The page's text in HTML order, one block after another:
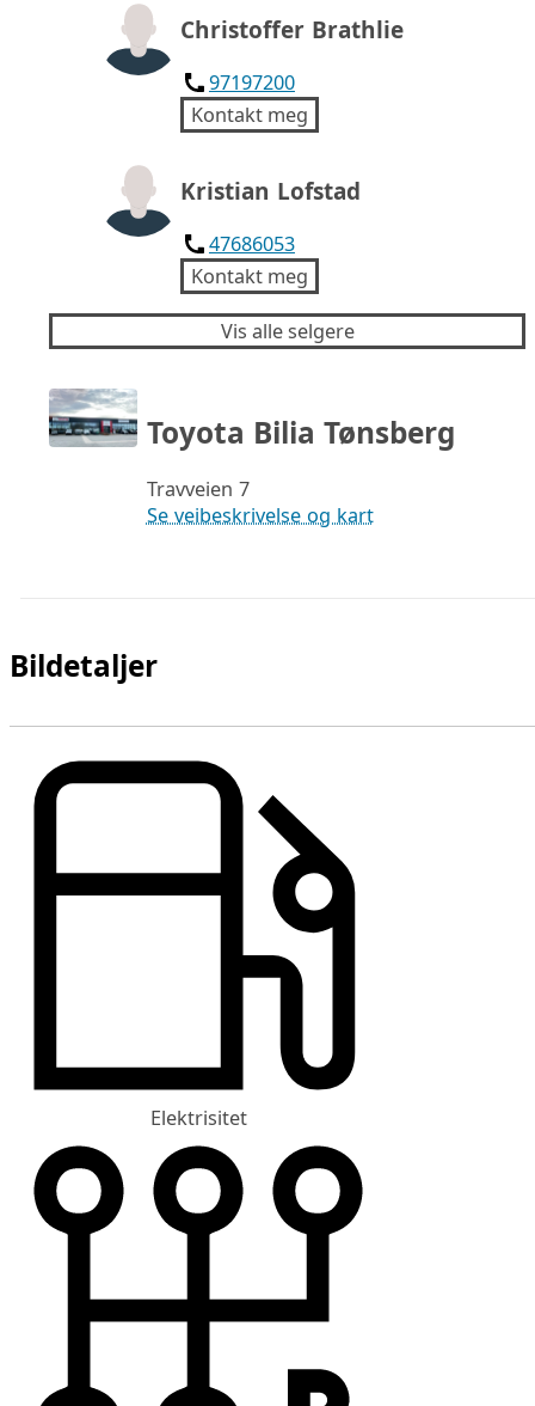
Christoffer Brathlie
97197200
Kontakt meg
Kristian Lofstad
47686053
Kontakt meg
Vis alle selgere
Toyota Bilia Tønsberg
Travveien 7
Se veibeskrivelse og kart
Bildetaljer
Elektrisitet